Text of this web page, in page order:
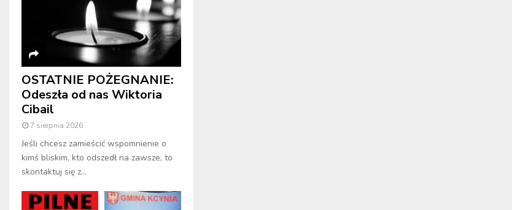
OSTATNIE POŻEGNANIE:
Odeszła od nas Wiktoria
Cibail
7 sierpnia 2026
Jeśli chcesz zamieścić wspomnienie o
kimś bliskim, kto odszedł na zawsze, to
skontaktuj się z...